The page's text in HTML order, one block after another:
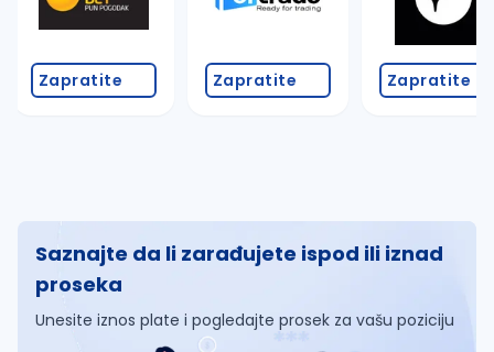
Zapratite Zapratite Zapratite
Saznajte da li zarađujete ispod ili iznad
proseka
Unesite iznos plate i pogledajte prosek za vašu poziciju